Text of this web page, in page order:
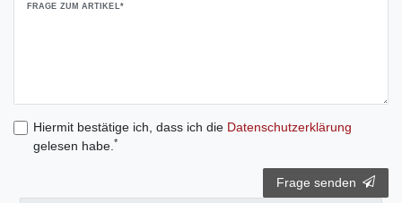
FRAGE ZUM ARTIKEL*
Hiermit bestätige ich, dass ich die Daten­schutz­erklärung
gelesen habe. *
Frage senden